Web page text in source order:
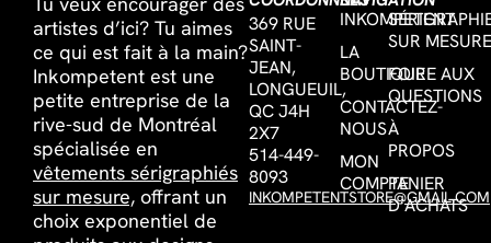
artistes d’ici? Tu aimes
ce qui est fait à la main?
Inkompetent est une
petite entreprise de la
rive-sud de Montréal
spécialisée en
vêtements sérigraphiés
sur mesure, offrant un
choix exponentiel de
369 RUE
SAINT-
JEAN,
LONGUEUIL,
QC J4H
2X7
514-449-
8093
INKOMPETENTSTORE@GMAIL.COM
INKOMPETENT
LA
BOUTIQUE
CONTACTEZ-
NOUS
MON
COMPTE
SUR
FOIRE AUX
QUESTIONS
À
PROPOS
PANIER
D’ACHATS